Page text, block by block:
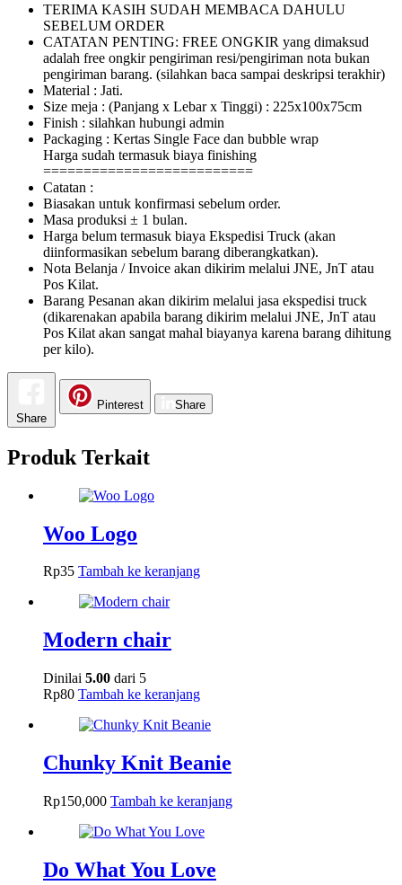
TERIMA KASIH SUDAH MEMBACA DAHULU
SEBELUM ORDER
CATATAN PENTING: FREE ONGKIR yang dimaksud
adalah free ongkir pengiriman resi/pengiriman nota bukan
pengiriman barang. (silahkan baca sampai deskripsi terakhir)
Material : Jati.
Size meja : (Panjang x Lebar x Tinggi) : 225x100x75cm
Finish : silahkan hubungi admin
Packaging : Kertas Single Face dan bubble wrap
Harga sudah termasuk biaya finishing
==========================
Catatan :
Biasakan untuk konfirmasi sebelum order.
Masa produksi ± 1 bulan.
Harga belum termasuk biaya Ekspedisi Truck (akan
diinformasikan sebelum barang diberangkatkan).
Nota Belanja / Invoice akan dikirim melalui JNE, JnT atau
Pos Kilat.
Barang Pesanan akan dikirim melalui jasa ekspedisi truck
(dikarenakan apabila barang dikirim melalui JNE, JnT atau
Pos Kilat akan sangat mahal biayanya karena barang dihitung
per kilo).
Share
Pinterest Share
Produk Terkait
Woo Logo
Rp35 Tambah ke keranjang
Modern chair
Dinilai 5.00 dari 5
Rp80 Tambah ke keranjang
Chunky Knit Beanie
Rp150,000 Tambah ke keranjang
Do What You Love